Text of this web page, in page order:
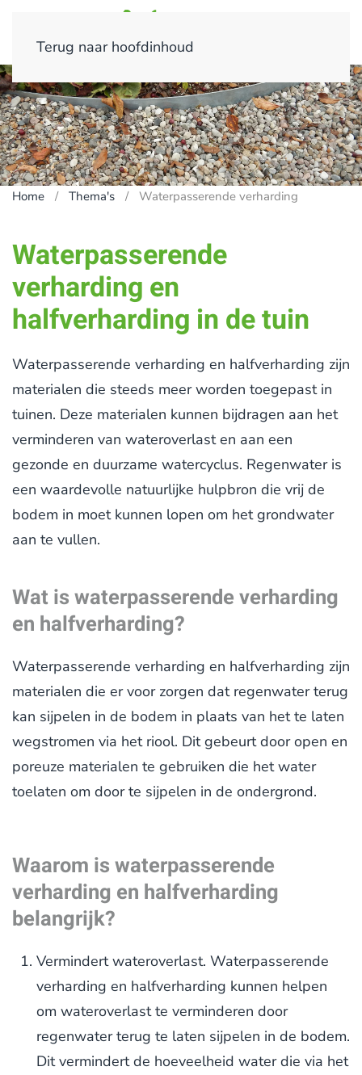
Terug naar hoofdinhoud
Home Thema's Waterpasserende verharding
Waterpasserende
verharding en
halfverharding in de tuin
Waterpasserende verharding en halfverharding zijn
materialen die steeds meer worden toegepast in
tuinen. Deze materialen kunnen bijdragen aan het
verminderen van wateroverlast en aan een
gezonde en duurzame watercyclus. Regenwater is
een waardevolle natuurlijke hulpbron die vrij de
bodem in moet kunnen lopen om het grondwater
aan te vullen.
Wat is waterpasserende verharding
en halfverharding?
Waterpasserende verharding en halfverharding zijn
materialen die er voor zorgen dat regenwater terug
kan sijpelen in de bodem in plaats van het te laten
wegstromen via het riool. Dit gebeurt door open en
poreuze materialen te gebruiken die het water
toelaten om door te sijpelen in de ondergrond.
Waarom is waterpasserende
verharding en halfverharding
belangrijk?
Vermindert wateroverlast. Waterpasserende
verharding en halfverharding kunnen helpen
om wateroverlast te verminderen door
regenwater terug te laten sijpelen in de bodem.
Dit vermindert de hoeveelheid water die via het